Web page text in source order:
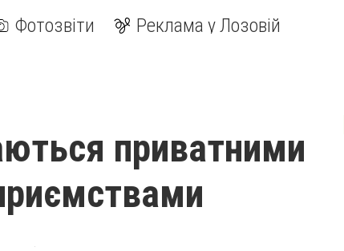
Фотозвіти Реклама у Лозовій
приватними